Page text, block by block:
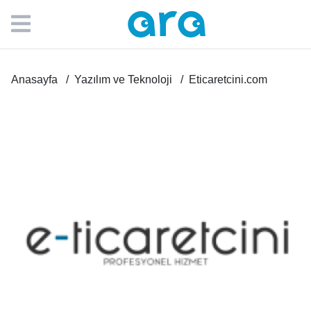
Anasayfa Yazılım ve Teknoloji Eticaretcini.com